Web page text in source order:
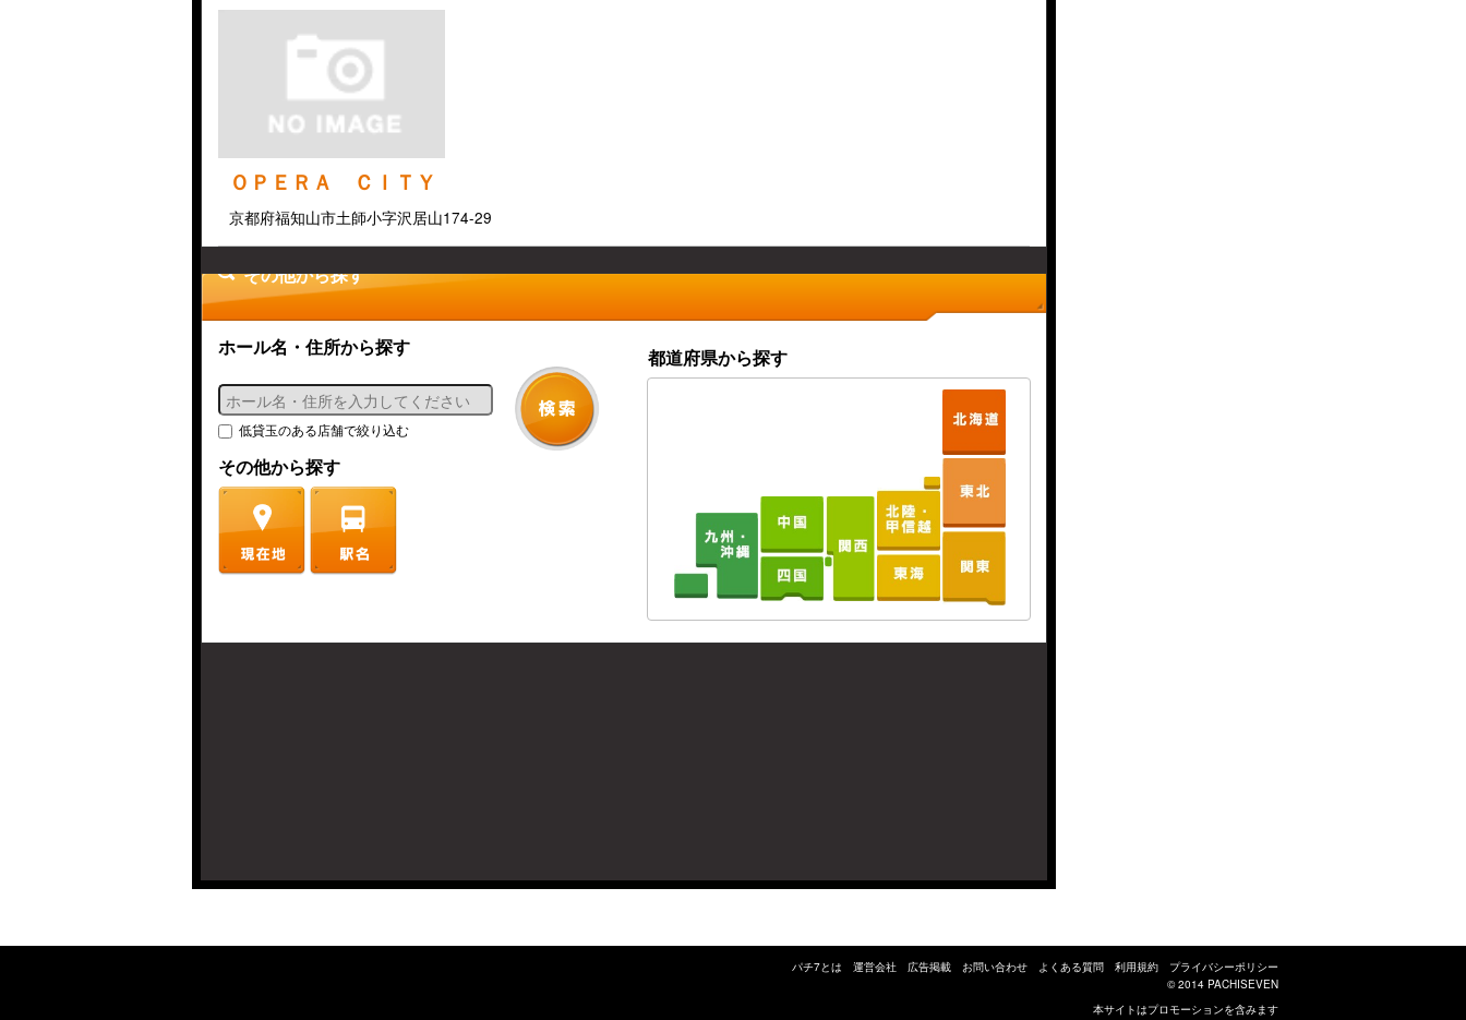
ＯＰＥＲＡ ＣＩＴＹ
京都府福知山市土師小字沢居山174-29
その他から探す
ホール名・住所から探す
低貸玉のある店舗で絞り込む
その他から探す
都道府県から探す
パチ7とは 運営会社 広告掲載 お問い合わせ よくある質問 利用規約
プライバシーポリシー
© 2014 PACHISEVEN
本サイトはプロモーションを含みます